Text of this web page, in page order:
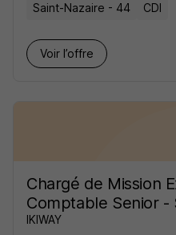
Saint-Nazaire - 44 CDI
Voir l’offre
Chargé de Mission
Comptable Senior -
IKIWAY